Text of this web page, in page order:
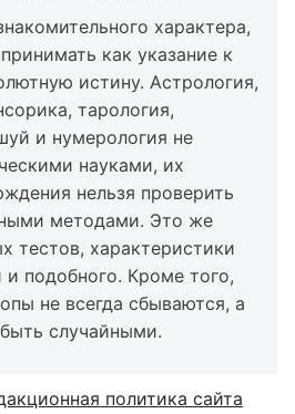
характера,
как указание к
истину. Астрология,
тарология,
и нумерология не
науками, их
нельзя проверить
методами. Это же
тестов, характеристики
подобного. Кроме того,
не всегда сбываются, а
случайными.
политика сайта